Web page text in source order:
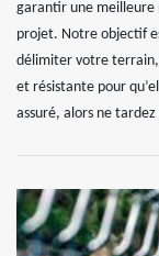
garantir une meilleure
projet. Notre objectif
délimiter votre
et résistante pour
assuré, alors ne